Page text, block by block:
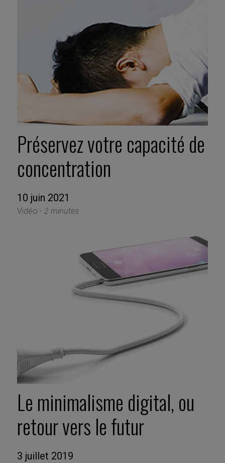
Préservez votre capacité de
concentration
10 juin 2021
Vidéo - 2 minutes
Le minimalisme digital, ou
retour vers le futur
3 juillet 2019